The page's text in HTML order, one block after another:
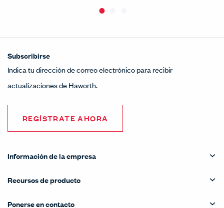
Subscribirse
Indica tu dirección de correo electrónico para recibir
actualizaciones de Haworth.
REGÍSTRATE AHORA
Información de la empresa
Recursos de producto
Ponerse en contacto